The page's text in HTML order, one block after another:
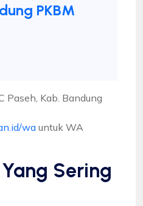
PKBM
Kab. Bandung
wa untuk WA
Sering